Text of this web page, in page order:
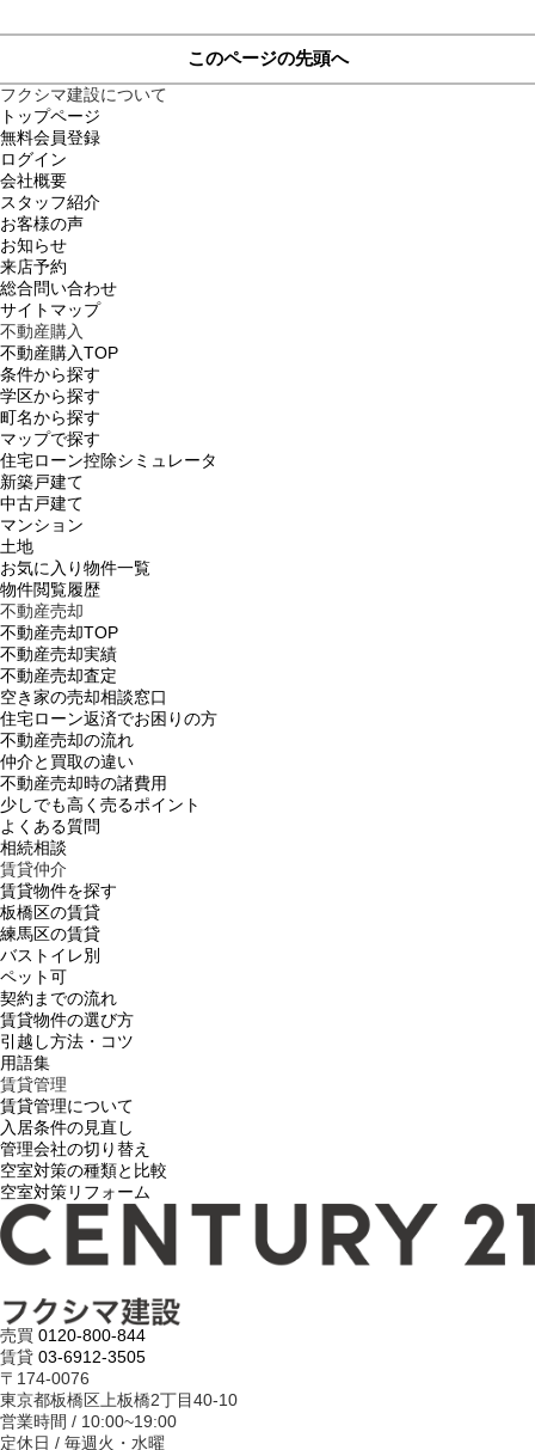
このページの先頭へ
フクシマ建設について
トップページ
無料会員登録
ログイン
会社概要
スタッフ紹介
お客様の声
お知らせ
来店予約
総合問い合わせ
サイトマップ
不動産購入
不動産購入TOP
条件から探す
学区から探す
町名から探す
マップで探す
住宅ローン控除シミュレータ
新築戸建て
中古戸建て
マンション
土地
お気に入り物件一覧
物件閲覧履歴
不動産売却
不動産売却TOP
不動産売却実績
不動産売却査定
空き家の売却相談窓口
住宅ローン返済でお困りの方
不動産売却の流れ
仲介と買取の違い
不動産売却時の諸費用
少しでも高く売るポイント
よくある質問
相続相談
賃貸仲介
賃貸物件を探す
板橋区の賃貸
練馬区の賃貸
バストイレ別
ペット可
契約までの流れ
賃貸物件の選び方
引越し方法・コツ
用語集
賃貸管理
賃貸管理について
入居条件の見直し
管理会社の切り替え
空室対策の種類と比較
空室対策リフォーム
売買 0120-800-844
賃貸 03-6912-3505
〒174-0076
東京都板橋区上板橋2丁目40-10
営業時間 / 10:00~19:00
定休日 / 毎週火・水曜